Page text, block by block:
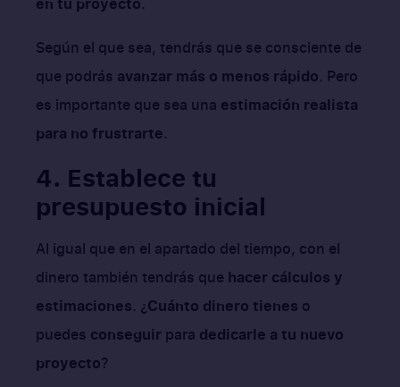
Según el que sea, tendrás que se consciente de
que podrás avanzar más o menos rápido. Pero
es importante que sea una estimación realista
para no frustrarte.
4. Establece tu
presupuesto inicial
Al igual que en el apartado del tiempo, con el
dinero también tendrás que hacer cálculos y
estimaciones. ¿Cuánto dinero tienes o
puedes conseguir para dedicarle a tu nuevo
proyecto?